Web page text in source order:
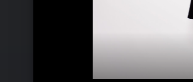
Ähnliche Künstler wie Ich + Ich